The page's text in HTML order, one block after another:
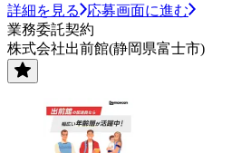
詳細を見る
応募画面に進む
業務委託契約
株式会社出前館(静岡県富士市)